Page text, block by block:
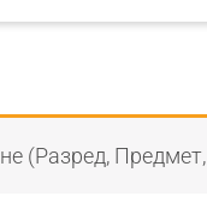
(Разред,